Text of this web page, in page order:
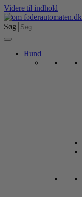
Videre til indhold
Søg
Hund